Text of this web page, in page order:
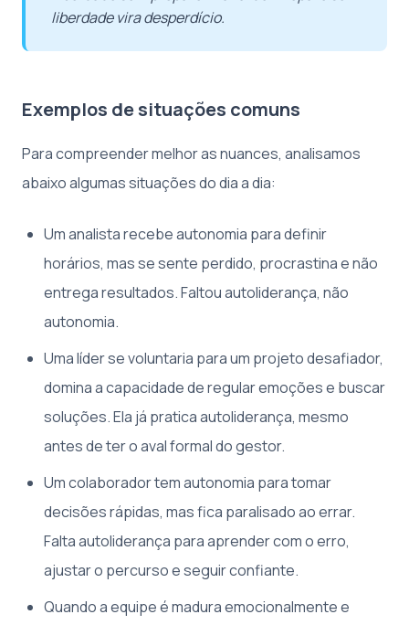
liberdade vira desperdício.
Exemplos de situações comuns
Para compreender melhor as nuances, analisamos
abaixo algumas situações do dia a dia:
Um analista recebe autonomia para definir
horários, mas se sente perdido, procrastina e não
entrega resultados. Faltou autoliderança, não
autonomia.
Uma líder se voluntaria para um projeto desafiador,
domina a capacidade de regular emoções e buscar
soluções. Ela já pratica autoliderança, mesmo
antes de ter o aval formal do gestor.
Um colaborador tem autonomia para tomar
decisões rápidas, mas fica paralisado ao errar.
Falta autoliderança para aprender com o erro,
ajustar o percurso e seguir confiante.
Quando a equipe é madura emocionalmente e